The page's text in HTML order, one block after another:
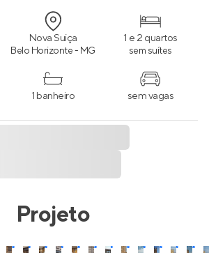
Nova Suiça
Belo Horizonte - MG
1 e 2 quartos
sem suítes
1 banheiro sem vagas
Projeto